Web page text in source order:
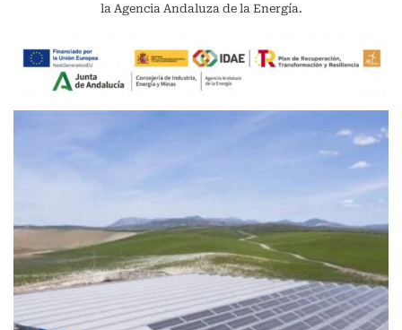
la Agencia Andaluza de la Energía.